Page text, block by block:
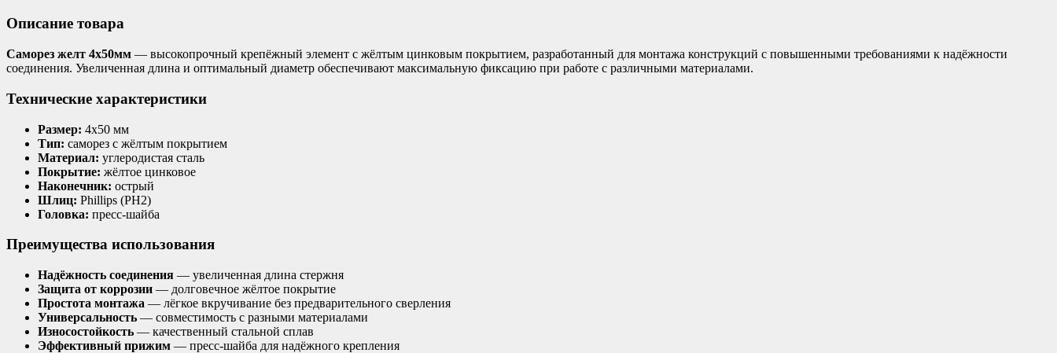
Описание товара
Саморез желт 4х50мм — высокопрочный крепёжный элемент с жёлтым цинковым покрытием, разработанный для монтажа конструкций с повышенными требованиями к надёжности
соединения. Увеличенная длина и оптимальный диаметр обеспечивают максимальную фиксацию при работе с различными материалами.
Технические характеристики
Размер: 4х50 мм
Тип: саморез с жёлтым покрытием
Материал: углеродистая сталь
Покрытие: жёлтое цинковое
Наконечник: острый
Шлиц: Phillips (PH2)
Головка: пресс-шайба
Преимущества использования
Надёжность соединения — увеличенная длина стержня
Защита от коррозии — долговечное жёлтое покрытие
Простота монтажа — лёгкое вкручивание без предварительного сверления
Универсальность — совместимость с разными материалами
Износостойкость — качественный стальной сплав
Эффективный прижим — пресс-шайба для надёжного крепления